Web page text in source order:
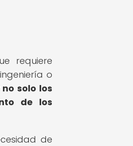
requiere
o
solo los
de los
de